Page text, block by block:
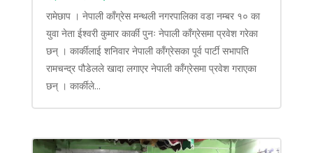
रामेछाप । नेपाली काँग्रेस मन्थली नगरपालिका वडा नम्बर १० का
युवा नेता ईश्वरी कुमार कार्की पुनः नेपाली काँग्रेसमा प्रवेश गरेका
छन् । कार्कीलाई शनिवार नेपाली काँग्रेसका पूर्व पार्टी सभापति
रामचन्द्र पौडेलले खादा लगाएर नेपाली काँग्रेसमा प्रवेश गराएका
छन् । कार्कीले...